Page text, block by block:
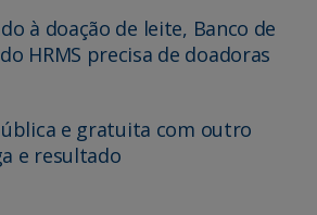
à doação de leite, Banco de
HRMS precisa de doadoras
e gratuita com outro
e resultado